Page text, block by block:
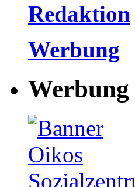
Redaktion
Werbung
Werbung